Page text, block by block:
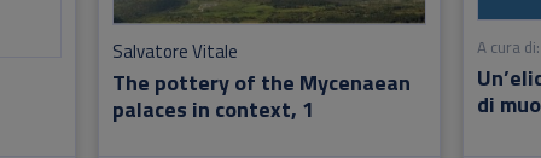
The pottery of the Mycenaean
palaces in context, 1
Salvatore Vitale
di
A cura di: